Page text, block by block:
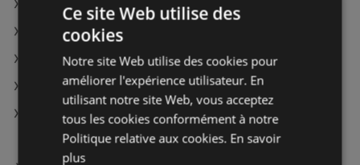
Point P à Montbrison
Point P à Montbéliard
Point P à Dunkerque
Point P à Bagnères-de-Bigorre
Point P à Digne-les-Bains
Ce site Web utilise des
cookies
Notre site Web utilise des cookies pour
améliorer l'expérience utilisateur. En
utilisant notre site Web, vous acceptez
tous les cookies conformément à notre
Politique relative aux cookies. En savoir
plus